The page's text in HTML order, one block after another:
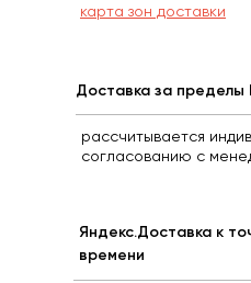
карта зон доставки
Доставка за
рассчитывается
согласованию с
Яндекс.Доставка к
времени